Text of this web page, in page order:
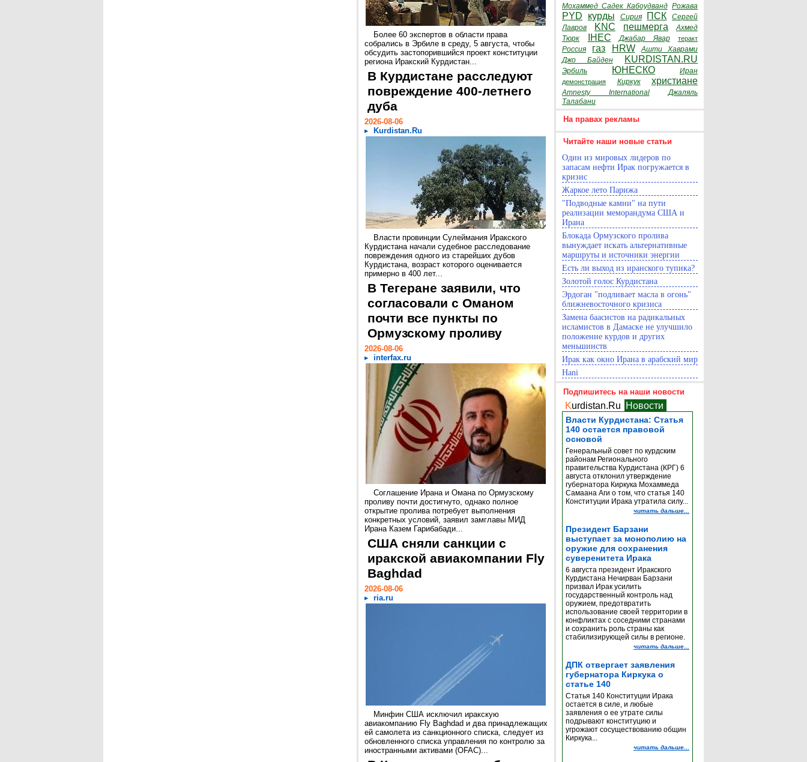
Более 60 экспертов в области права
собрались в Эрбиле в среду, 5 августа, чтобы
обсудить застопорившийся проект конституции
региона Иракский Курдистан...
В Курдистане расследуют
повреждение 400-летнего
дуба
2026-08-06
Kurdistan.Ru
Власти провинции Сулеймания Иракского
Курдистана начали судебное расследование
повреждения одного из старейших дубов
Курдистана, возраст которого оценивается
примерно в 400 лет...
В Тегеране заявили, что
согласовали с Оманом
почти все пункты по
Ормузскому проливу
2026-08-06
interfax.ru
Соглашение Ирана и Омана по Ормузскому
проливу почти достигнуто, однако полное
открытие пролива потребует выполнения
конкретных условий, заявил замглавы МИД
Ирана Казем Гарибабади...
США сняли санкции с
иракской авиакомпании Fly
Baghdad
2026-08-06
ria.ru
Минфин США исключил иракскую
авиакомпанию Fly Baghdad и два принадлежащих
ей самолета из санкционного списка, следует из
обновленного списка управления по контролю за
иностранными активами (OFAC)...
Мохаммед Садек Кабоудванд Рожава
PYD курды Сирия ПСК
Сергей
Лавров
KNC пешмерга
Ахмед
Тюрк
IHEC Джабар Явар теракт
Россия газ HRW
Ашти Хаврами
Джо Байден
KURDISTAN.RU
Эрбиль ЮНЕСКО Иран
демонстрация Киркук христиане
Amnesty International
Джаляль
Талабани
На правах рекламы
Читайте наши новые статьи
Один из мировых лидеров по
запасам нефти Ирак погружается в
кризис
Жаркое лето Парижа
"Подводные камни" на пути
реализации меморандума США и
Ирана
Блокада Ормузского пролива
вынуждает искать альтернативные
маршруты и источники энергии
Есть ли выход из иранского тупика?
Золотой голос Курдистана
Эрдоган "подливает масла в огонь"
ближневосточного кризиса
Замена баасистов на радикальных
исламистов в Дамаске не улучшило
положение курдов и других
меньшинств
Ирак как окно Ирана в арабский мир
Hani
Подпишитесь на наши новости
Kurdistan.Ru Новости
Власти Курдистана: Статья
140 остается правовой
основой
Генеральный совет по курдским
районам Регионального
правительства Курдистана (КРГ) 6
августа отклонил утверждение
губернатора Киркука Мохаммеда
Самаана Аги о том, что статья 140
Конституции Ирака утратила силу...
читать дальше...
Президент Барзани
выступает за монополию на
оружие для сохранения
суверенитета Ирака
6 августа президент Иракского
Курдистана Нечирван Барзани
призвал Ирак усилить
государственный контроль над
оружием, предотвратить
использование своей территории в
конфликтах с соседними странами
и сохранить роль страны как
стабилизирующей силы в регионе.
читать дальше...
ДПК отвергает заявления
губернатора Киркука о
статье 140
Статья 140 Конституции Ирака
остается в силе, и любые
заявления о ее утрате силы
подрывают конституцию и
угрожают сосуществованию общин
Киркука...
читать дальше...